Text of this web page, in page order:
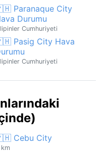
Paranaque City
Durumu
Cumhuriyeti
Pasig City Hava
Cumhuriyeti
Cebu City